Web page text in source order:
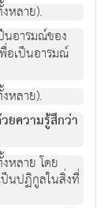
หลาย).
นอารมณ์ของ
อเป็นอารมณ์
หลาย).
ยความรู้สึกว่า
หลาย โดย
ป็นปฏิกูลในสิ่งที่